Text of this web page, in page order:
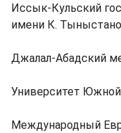
Иссык-Кульский
имени К.
Джалал-Абадский
Университет
Международный